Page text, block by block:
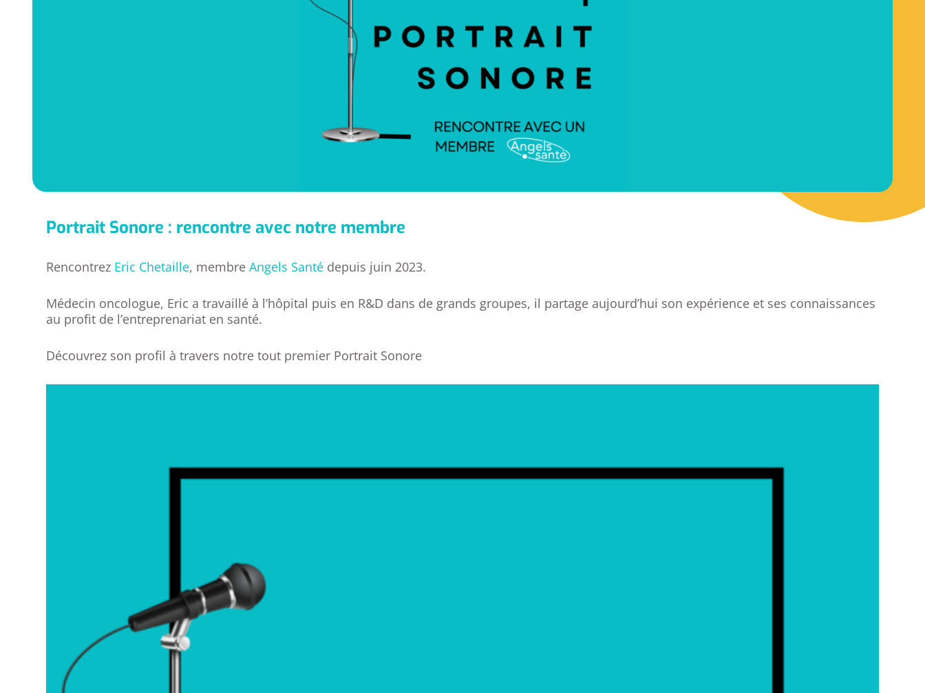
Portrait Sonore : rencontre avec notre membre
Rencontrez Eric Chetaille, membre Angels Santé depuis juin 2023.
Médecin oncologue, Eric a travaillé à l’hôpital puis en R&D dans de grands groupes, il partage aujourd’hui son expérience et ses connaissances
au profit de l’entreprenariat en santé.
Découvrez son profil à travers notre tout premier Portrait Sonore